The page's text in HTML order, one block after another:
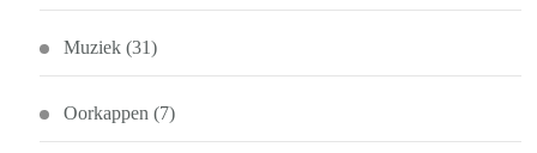
Muziek (31)
Oorkappen (7)